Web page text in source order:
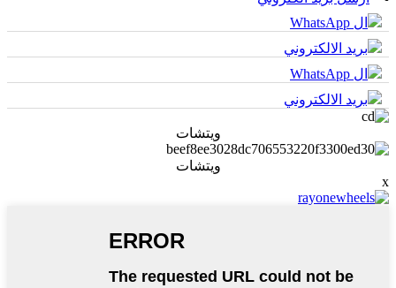
ال WhatsApp
بريد الالكتروني
ال WhatsApp
بريد الالكتروني
ويتشات
ويتشات
x